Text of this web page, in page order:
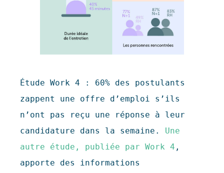
Étude Work 4 : 60% des postulants
zappent une offre d’emploi s’ils
n’ont pas reçu une réponse à leur
candidature dans la semaine. Une
autre étude, publiée par Work 4 ,
apporte des informations